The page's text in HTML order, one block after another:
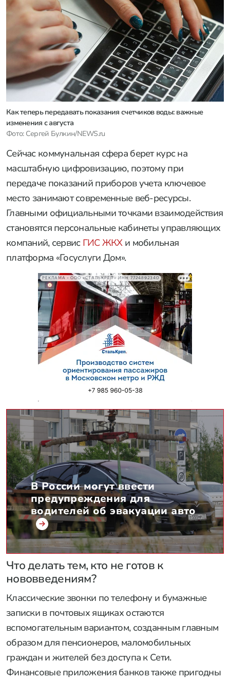
Как теперь передавать показания счетчиков воды: важные
изменения с августа
Фото: Сергей Булкин/NEWS.ru
Сейчас коммунальная сфера берет курс на
масштабную цифровизацию, поэтому при
передаче показаний приборов учета ключевое
место занимают современные веб-ресурсы.
Главными официальными точками взаимодействия
становятся персональные кабинеты управляющих
компаний, сервис ГИС ЖКХи мобильная
платформа «Госуслуги Дом».
РЕКЛАМА • ООО «СТАЛЬКРЕП» ИНН 7724892340
В России могут ввести
предупреждения для
водителей об эвакуации авто
Что делать тем, кто не готов к
нововведениям?
Классические звонки по телефону и бумажные
записки в почтовых ящиках остаются
вспомогательным вариантом, созданным главным
образом для пенсионеров, маломобильных
граждан и жителей без доступа к Сети.
Финансовые приложения банков также пригодны